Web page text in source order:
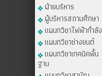
ฝ่ายบริหาร
ผู้บริหารสถานศึกษา
แผนกวิชาไฟฟ้ากำลัง
แผนกวิชาช่างยนต์
แผนกวิชาเทคนิคพื้น
ฐาน